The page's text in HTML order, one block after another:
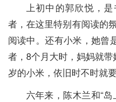
上初中的郭欣悦，
者，在这里特别有阅读的
阅读中。还有小米，她曾
者，8个月大时，妈妈就
岁的小米，依旧时不时就
六年来，陈木兰和“